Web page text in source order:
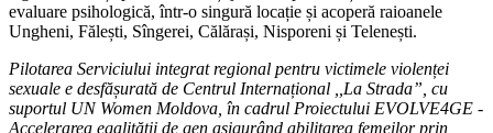
evaluare psihologică, într-o singură locație și acoperă raioanele
Ungheni, Fălești, Sîngerei, Călărași, Nisporeni și Telenești.
Pilotarea Serviciului integrat regional pentru victimele violenței
sexuale e desfășurată de Centrul Internațional ,,La Strada”, cu
suportul UN Women Moldova, în cadrul Proiectului EVOLVE4GE -
Accelerarea egalității de gen asigurând abilitarea femeilor prin